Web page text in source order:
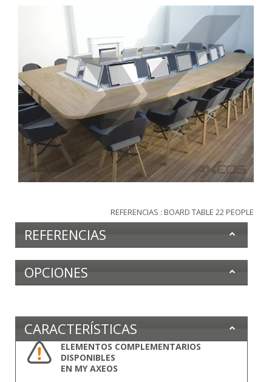
REFERENCIAS : BOARD TABLE 22 PEOPLE
REFERENCIAS
OPCIONES
CARACTERÍSTICAS
ELEMENTOS COMPLEMENTARIOS
DISPONIBLES
EN MY AXEOS